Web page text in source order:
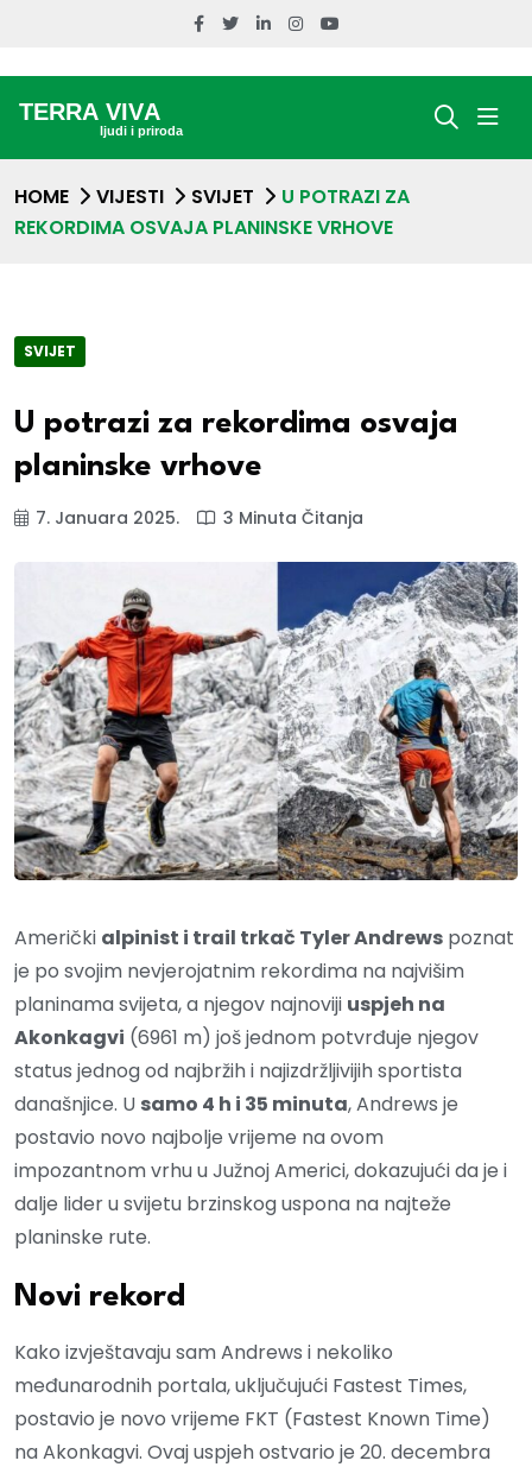
HOME VIJESTI SVIJET
U POTRAZI ZA
REKORDIMA OSVAJA PLANINSKE VRHOVE
SVIJET
U potrazi za rekordima osvaja
planinske vrhove
7. Januara 2025. 3 Minuta Čitanja
Američki alpinist i trail trkač Tyler Andrews poznat
je po svojim nevjerojatnim rekordima na najvišim
planinama svijeta, a njegov najnoviji uspjeh na
Akonkagvi (6961 m) još jednom potvrđuje njegov
status jednog od najbržih i najizdržljivijih sportista
današnjice. U samo 4 h i 35 minuta, Andrews je
postavio novo najbolje vrijeme na ovom
impozantnom vrhu u Južnoj Americi, dokazujući da je i
dalje lider u svijetu brzinskog uspona na najteže
planinske rute.
Novi rekord
Kako izvještavaju sam Andrews i nekoliko
međunarodnih portala, uključujući Fastest Times,
postavio je novo vrijeme FKT (Fastest Known Time)
na Akonkagvi. Ovaj uspjeh ostvario je 20. decembra